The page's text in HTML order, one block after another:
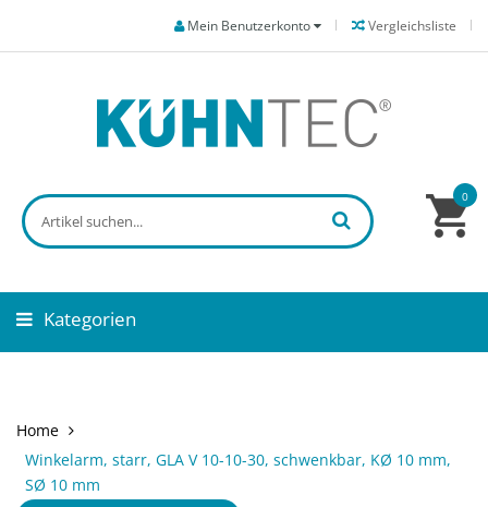
Vergleichsliste
Mein Benutzerkonto
0
Kategorien
Home
Winkelarm, starr, GLA V 10-10-30, schwenkbar, KØ 10 mm,
SØ 10 mm